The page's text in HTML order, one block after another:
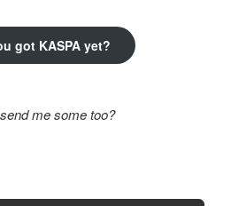
got KASPA yet?
me some too?